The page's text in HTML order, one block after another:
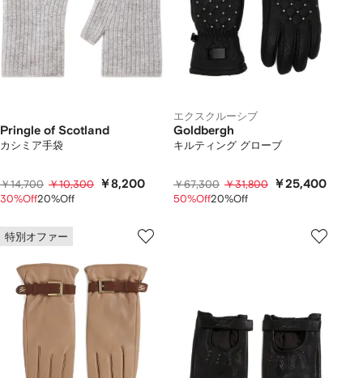
Pringle of Scotland
カシミア手袋
￥14,700 ￥10,300 ￥8,200
30%Off20%Off
エクスクルーシブ
Goldbergh
キルティング グローブ
￥67,300 ￥31,800 ￥25,400
50%Off20%Off
特別オファー